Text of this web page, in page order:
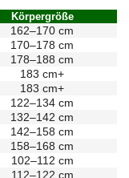
Körpergröße
162–170 cm
170–178 cm
178–188 cm
183 cm+
183 cm+
122–134 cm
132–142 cm
142–158 cm
158–168 cm
102–112 cm
112–122 cm